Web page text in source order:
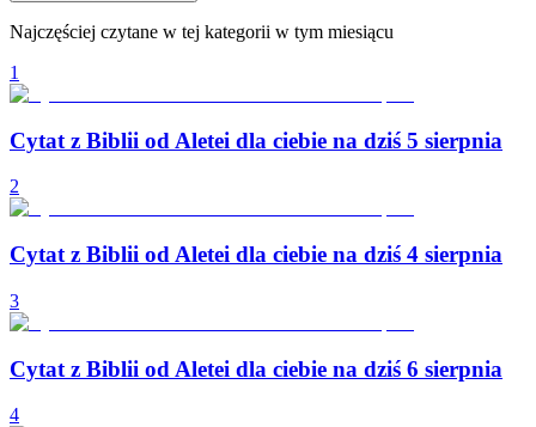
Najczęściej czytane w tej kategorii w tym miesiącu
1
Cytat z Biblii od Aletei dla ciebie na dziś 5 sierpnia
2
Cytat z Biblii od Aletei dla ciebie na dziś 4 sierpnia
3
Cytat z Biblii od Aletei dla ciebie na dziś 6 sierpnia
4